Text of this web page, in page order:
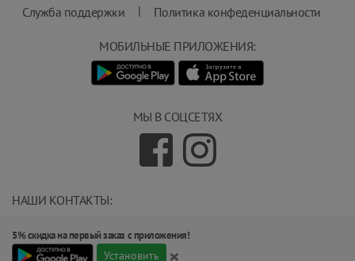
Служба поддержки | Политика конфеденциальности
МЫ В СОЦСЕТЯХ
НАШИ КОНТАКТЫ:
(+992) 551 555 551
734000, г.Душанбе, ул.Карамова 205.
МОБИЛЬНЫЕ ПРИЛОЖЕНИЯ:
5% скидка на первый заказ с приложения!
Установить